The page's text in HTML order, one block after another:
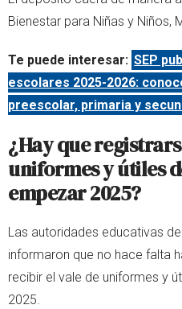
Bienestar para Niñas y Niños,
Te puede interesar: SEP
escolares 2025-2026:
preescolar, primaria y
¿Hay que
uniformes y útiles
empezar 2025?
Las autoridades educativas
informaron que no hace falta
recibir el vale de uniformes y
2025.